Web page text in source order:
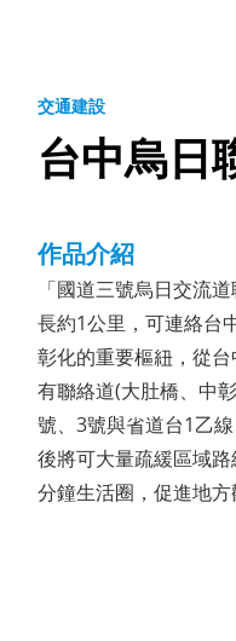
交通建設
台中烏日
作品介紹
「國道三號烏日交流
長約1公里，可連絡台
彰化的重要樞紐，從
有聯絡道(大肚橋、中
號、3號與省道台1乙
後將可大量疏緩區域
分鐘生活圈，促進地